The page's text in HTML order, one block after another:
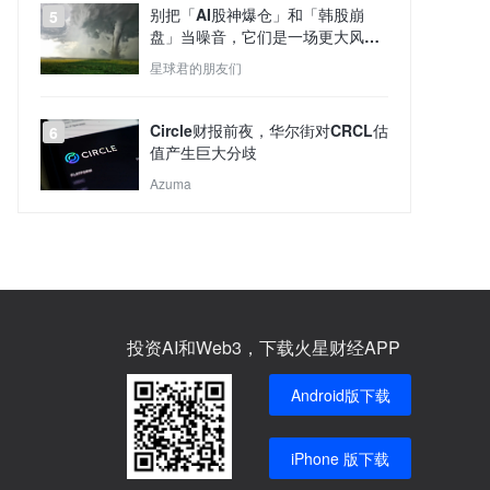
5
别把「AI股神爆仓」和「韩股崩
盘」当噪音，它们是一场更大风暴
的预演
星球君的朋友们
6
Circle财报前夜，华尔街对CRCL估
值产生巨大分歧
Azuma
投资AI和Web3，下载火星财经APP
Android版下载
iPhone 版下载